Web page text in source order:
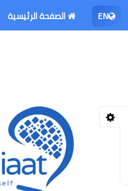
الصفحة الرئيسية EN